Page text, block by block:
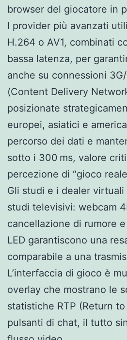
browser del giocatore in
I provider più avanzati
H.264 o AV1, combinati
bassa latenza, per
anche su connessioni
(Content Delivery
posizionate
europei, asiatici e
percorso dei dati e
sotto i 300 ms, valore
percezione di “gioco
Gli studi e i dealer
studi televisivi: webcam
cancellazione di rumore
LED garantiscono una
comparabile a una
L’interfaccia di gioco è
overlay che mostrano le
statistiche RTP (Return
pulsanti di chat, il tutto